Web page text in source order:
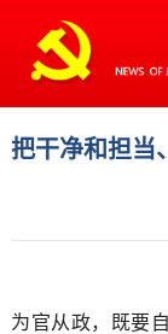
把干净和担当
为官从政，既要